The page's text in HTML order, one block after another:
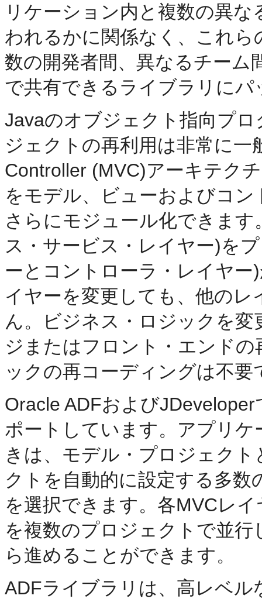
リケーション内と複数の異
われるかに関係なく、これ
数の開発者間、異なるチーム
で共有できるライブラリに
Javaのオブジェクト指向プ
ジェクトの再利用は非常に一
Controller (MVC)アーキテク
をモデル、ビューおよびコ
さらにモジュール化できま
ス・サービス・レイヤー)を
ーとコントローラ・レイヤ
イヤーを変更しても、他の
ん。ビジネス・ロジックを
ジまたはフロント・エンド
ックの再コーディングは不要
Oracle ADFおよび
ポートしています。アプリ
きは、モデル・プロジェク
クトを自動的に設定する多
を選択できます。各MVCレ
を複数のプロジェクトで並
ら進めることができます。
ADFライブラリは、高レベ